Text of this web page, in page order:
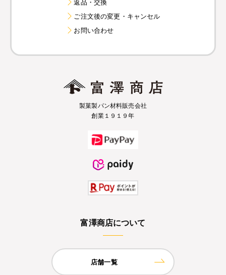
ご注文後の変更・キャンセル
お問い合わせ
製菓製パン材料販売会社
創業１９１９年
富澤商店について
店舗一覧